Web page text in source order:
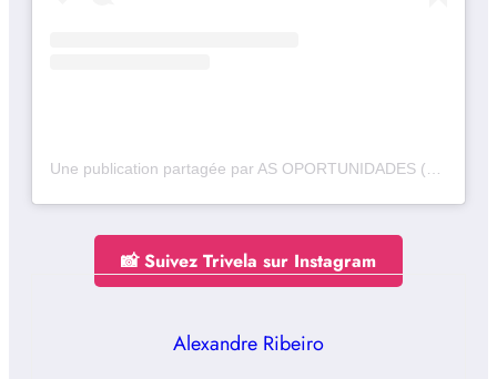
Une publication partagée par AS OPORTUNIDADES (@das_oportunidades)
📸 Suivez Trivela sur Instagram
Alexandre Ribeiro